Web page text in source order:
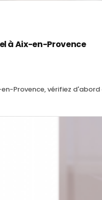
à Aix-en-Provence
Provence, vérifiez